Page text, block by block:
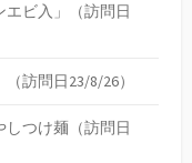
エビ入」（訪問日
訪問日23/8/26）
しつけ麺（訪問日